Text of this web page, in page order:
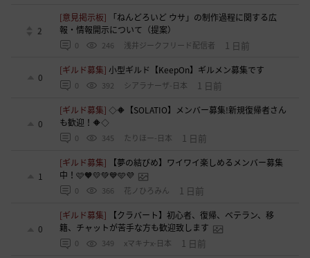
2
[意見掲示板]
「ねんどろいど ウサ」の制作過程に関する広
報・情報開示について（提案）
0 246 浅井ジークフリード配信者 1 日前
0
[ギルド募集]小型ギルド【KeepOn】ギルメン募集です
0 392 シアラナーザ-日本 1 日前
0
[ギルド募集]◇🔶【SOLATIO】メンバー募集!新規復帰者さん
も歓迎！🔶◇
0 345 たりほー-日本 1 日前
1
[ギルド募集]
【夢の結びめ】ワイワイ楽しめるメンバー募集
中！🩷🧡💛💚💙🩵💜
0 366 花ノひろみん 1 日前
0
[ギルド募集]
【クラバート】初心者、復帰、ベテラン、移
籍、チャットが苦手な方も歓迎致します
0 349 xマキナx-日本 1 日前